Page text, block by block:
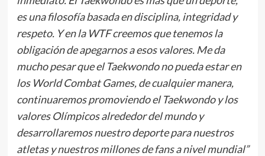
es una filosofía basada en disciplina, integridad y
respeto. Y en la WTF creemos que tenemos la
obligación de apegarnos a esos valores. Me da
mucho pesar que el Taekwondo no pueda estar en
los World Combat Games, de cualquier manera,
continuaremos promoviendo el Taekwondo y los
valores Olímpicos alrededor del mundo y
desarrollaremos nuestro deporte para nuestros
atletas y nuestros millones de fans a nivel mundial”